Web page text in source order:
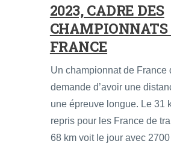
2023, CADRE DES
CHAMPIONNATS
FRANCE
Un championnat de France
demande d’avoir une
une épreuve longue. Le 31
repris pour les France de
68 km voit le jour avec